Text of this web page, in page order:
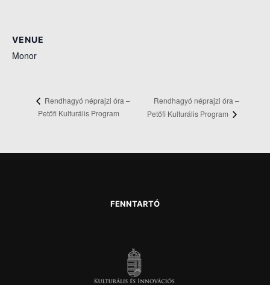
VENUE
Monor
Rendhagyó néprajzi óra –
Petőfi Kulturális Program
Rendhagyó néprajzi óra –
Petőfi Kulturális Program
FENNTARTÓ